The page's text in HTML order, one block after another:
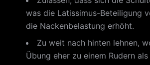
was die Latissimus-Beteiligung
die Nackenbelastung erhöht.
Zu weit nach hinten lehnen,
Übung eher zu einem Rudern